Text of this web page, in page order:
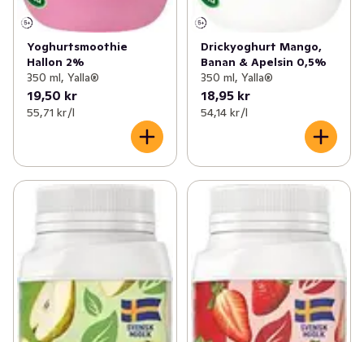
Yoghurtsmoothie
Hallon 2%
350 ml, Yalla®
19,50 kr
55,71 kr /l
Drickyoghurt Mango,
Banan & Apelsin 0,5%
350 ml, Yalla®
18,95 kr
54,14 kr /l